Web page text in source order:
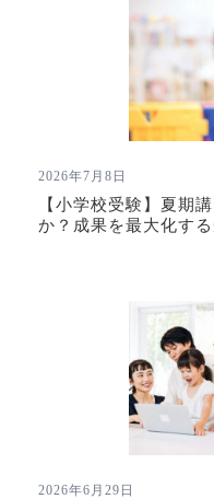
2026年7月8日
【小学校受験】夏期
か？成果を最大化す
2026年6月29日